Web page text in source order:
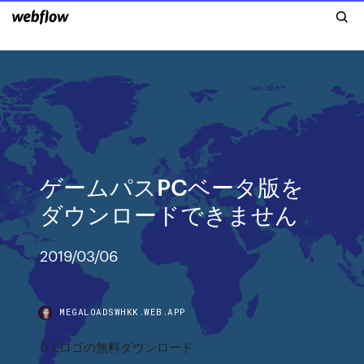
ゲームパスPCベータ版を
ダウンロードできません
2019/03/06
MEGALOADSWHKK.WEB.APP
D Eロゴの無料ダウンロード